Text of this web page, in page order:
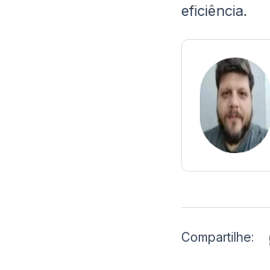
eficiência.
Compartilhe: